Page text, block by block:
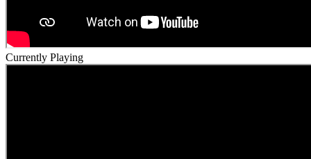
Currently Playing